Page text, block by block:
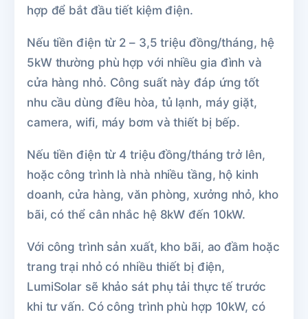
hợp để bắt đầu tiết kiệm điện.
Nếu tiền điện từ 2 – 3,5 triệu đồng/tháng, hệ
5kW thường phù hợp với nhiều gia đình và
cửa hàng nhỏ. Công suất này đáp ứng tốt
nhu cầu dùng điều hòa, tủ lạnh, máy giặt,
camera, wifi, máy bơm và thiết bị bếp.
Nếu tiền điện từ 4 triệu đồng/tháng trở lên,
hoặc công trình là nhà nhiều tầng, hộ kinh
doanh, cửa hàng, văn phòng, xưởng nhỏ, kho
bãi, có thể cân nhắc hệ 8kW đến 10kW.
Với công trình sản xuất, kho bãi, ao đầm hoặc
trang trại nhỏ có nhiều thiết bị điện,
LumiSolar sẽ khảo sát phụ tải thực tế trước
khi tư vấn. Có công trình phù hợp 10kW, có